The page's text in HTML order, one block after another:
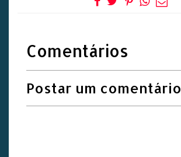
Comentários
Postar um comentário